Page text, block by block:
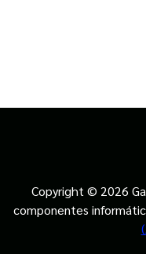
Copyright © 2026
componentes